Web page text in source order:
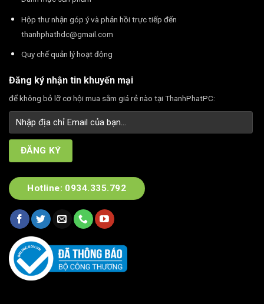
Hộp thư nhận góp ý và phản hồi trực tiếp đến
thanhphathdc@gmail.com
Quy chế quản lý hoạt động
Đăng ký nhận tin khuyến mại
để không bỏ lỡ cơ hội mua sắm giá rẻ nào tại ThanhPhatPC:
Hotline: 0934.335.792